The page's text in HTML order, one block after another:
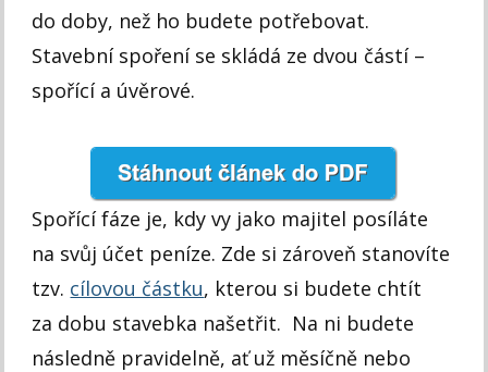
do doby, než ho budete potřebovat.
Stavební spoření se skládá ze dvou částí –
spořící a úvěrové.
Spořící fáze je, kdy vy jako majitel posíláte
na svůj účet peníze. Zde si zároveň stanovíte
tzv. cílovou částku, kterou si budete chtít
za dobu stavebka našetřit. Na ni budete
následně pravidelně, ať už měsíčně nebo